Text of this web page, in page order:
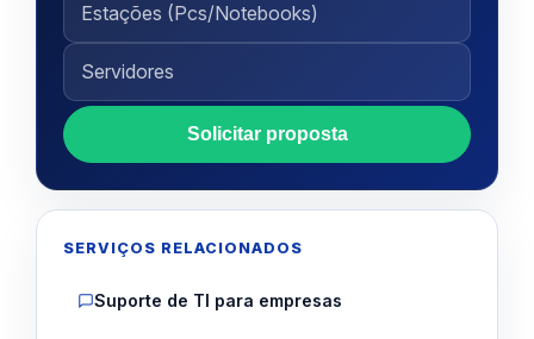
Solicitar proposta
SERVIÇOS RELACIONADOS
Suporte de TI para empresas